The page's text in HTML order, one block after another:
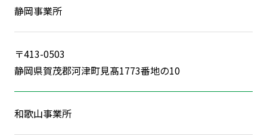
静岡事業所
〒413-0503
静岡県賀茂郡河津町見髙1773番地の10
和歌山事業所